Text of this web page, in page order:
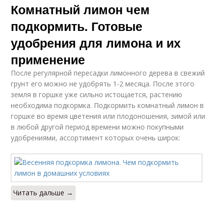
Комнатный лимон чем
подкормить. Готовые
удобрения для лимона и их
применение
После регулярной пересадки лимонного дерева в свежий
грунт его можно не удобрять 1-2 месяца. После этого
земля в горшке уже сильно истощается, растению
необходима подкормка. Подкормить комнатный лимон в
горшке во время цветения или плодоношения, зимой или
в любой другой период времени можно покупными
удобрениями, ассортимент которых очень широк:
Читать дальше →